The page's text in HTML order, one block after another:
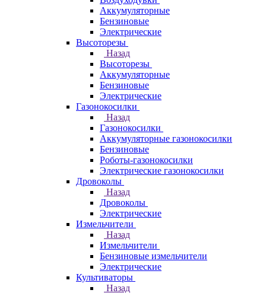
Аккумуляторные
Бензиновые
Электрические
Высоторезы
Назад
Высоторезы
Аккумуляторные
Бензиновые
Электрические
Газонокосилки
Назад
Газонокосилки
Аккумуляторные газонокосилки
Бензиновые
Роботы-газонокосилки
Электрические газонокосилки
Дровоколы
Назад
Дровоколы
Электрические
Измельчители
Назад
Измельчители
Бензиновые измельчители
Электрические
Культиваторы
Назад